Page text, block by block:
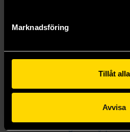
Marknadsföring
Tillåt alla
Avvisa
Dogsred
Doughnuts Under a